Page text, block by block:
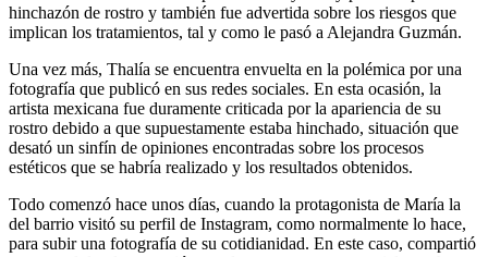
hinchazón de rostro y también fue advertida sobre los riesgos que
implican los tratamientos, tal y como le pasó a Alejandra Guzmán.
Una vez más, Thalía se encuentra envuelta en la polémica por una
fotografía que publicó en sus redes sociales. En esta ocasión, la
artista mexicana fue duramente criticada por la apariencia de su
rostro debido a que supuestamente estaba hinchado, situación que
desató un sinfín de opiniones encontradas sobre los procesos
estéticos que se habría realizado y los resultados obtenidos.
Todo comenzó hace unos días, cuando la protagonista de María la
del barrio visitó su perfil de Instagram, como normalmente lo hace,
para subir una fotografía de su cotidianidad. En este caso, compartió